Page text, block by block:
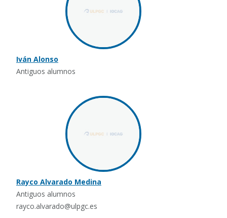
Iván Alonso
Antiguos alumnos
Rayco Alvarado Medina
Antiguos alumnos
rayco.alvarado@ulpgc.es